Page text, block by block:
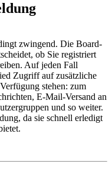
zwingend. Die Board-
ob Sie registriert
Auf jeden Fall
Zugriff auf zusätzliche
stehen: zum
E-Mail-Versand an
und so weiter.
da sie schnell erledigt